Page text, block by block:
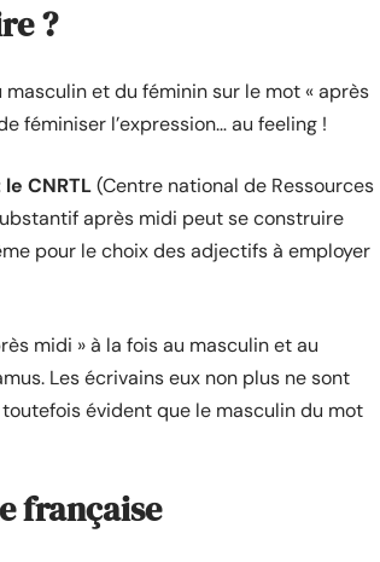
?
et du féminin sur le mot « après
féminiser l’expression… au feeling !
CNRTL(Centre national de Ressources
après midi peut se construire
pour le choix des adjectifs à employer
midi » à la fois au masculin et au
Les écrivains eux non plus ne sont
évident que le masculin du mot
française